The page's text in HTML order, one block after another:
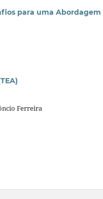
para uma Abordagem
Ferreira